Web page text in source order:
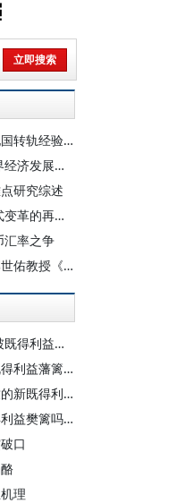
丁凯：如何克服既得利益：他国转轨经验借鉴
丁凯 黄卫平：后危机时代世界经济发展格局的不确定性
研究综述
黄卫平 丁凯：对经济增长模式变革的再思考
汇率之争
丁凯：下笔情深不自持——郭世佑教授《史源法流》摭拾
蔡昉：建立成本分担机制 冲破既得利益藩篱
刘胜军：中国改革如何破除既得利益藩篱？
周其仁：尽快形成跟改革一致的新既得利益 有效推进改革
易宪容：中国改革能冲破既得利益樊篱吗？
口
理